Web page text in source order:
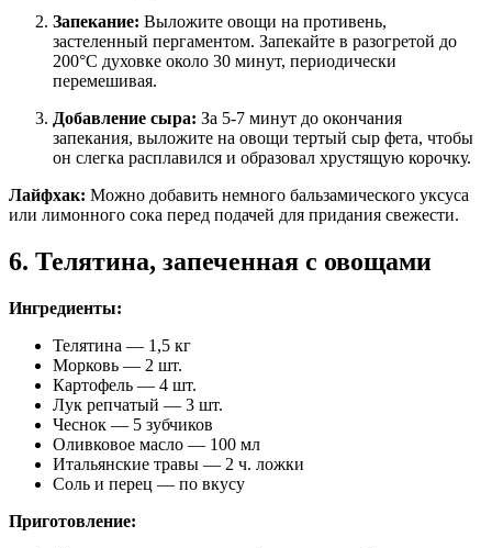
Запекание: Выложите овощи на противень,
застеленный пергаментом. Запекайте в разогретой до
200°C духовке около 30 минут, периодически
перемешивая.
Добавление сыра: За 5-7 минут до окончания
запекания, выложите на овощи тертый сыр фета, чтобы
он слегка расплавился и образовал хрустящую корочку.
Лайфхак: Можно добавить немного бальзамического уксуса
или лимонного сока перед подачей для придания свежести.
6. Телятина, запеченная с овощами
Ингредиенты:
Телятина — 1,5 кг
Морковь — 2 шт.
Картофель — 4 шт.
Лук репчатый — 3 шт.
Чеснок — 5 зубчиков
Оливковое масло — 100 мл
Итальянские травы — 2 ч. ложки
Соль и перец — по вкусу
Приготовление: